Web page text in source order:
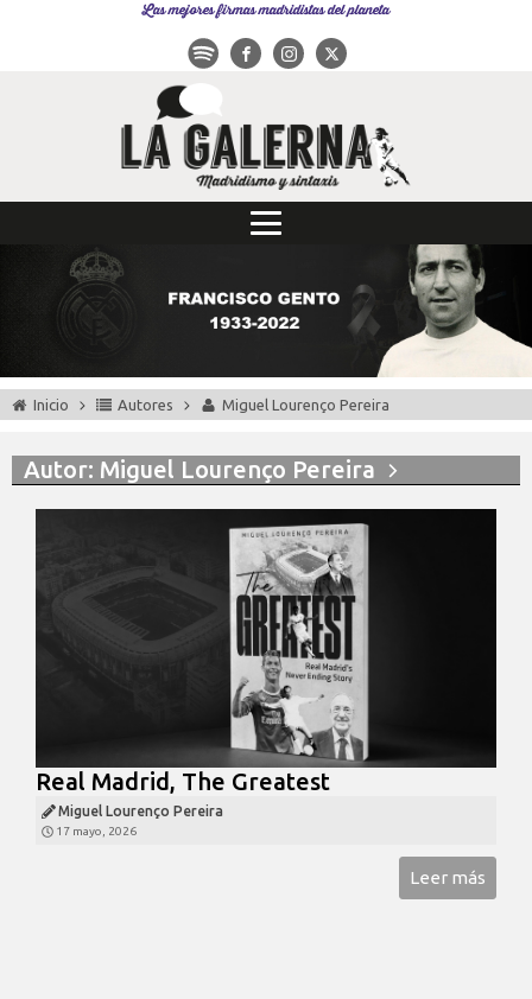
Las mejores firmas madridistas del planeta
Inicio Autores Miguel Lourenço Pereira
Autor: Miguel Lourenço Pereira
Real Madrid, The Greatest
Miguel Lourenço Pereira
17 mayo, 2026
Leer más